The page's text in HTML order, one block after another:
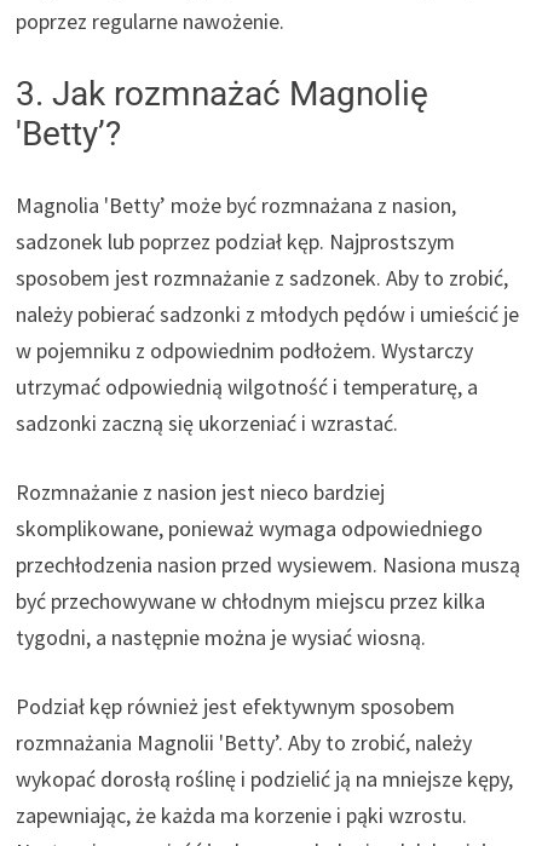
poprzez regularne nawożenie.
3. Jak rozmnażać Magnolię
'Betty’?
Magnolia 'Betty’ może być rozmnażana z nasion,
sadzonek lub poprzez podział kęp. Najprostszym
sposobem jest rozmnażanie z sadzonek. Aby to zrobić,
należy pobierać sadzonki z młodych pędów i umieścić je
w pojemniku z odpowiednim podłożem. Wystarczy
utrzymać odpowiednią wilgotność i temperaturę, a
sadzonki zaczną się ukorzeniać i wzrastać.
Rozmnażanie z nasion jest nieco bardziej
skomplikowane, ponieważ wymaga odpowiedniego
przechłodzenia nasion przed wysiewem. Nasiona muszą
być przechowywane w chłodnym miejscu przez kilka
tygodni, a następnie można je wysiać wiosną.
Podział kęp również jest efektywnym sposobem
rozmnażania Magnolii 'Betty’. Aby to zrobić, należy
wykopać dorosłą roślinę i podzielić ją na mniejsze kępy,
zapewniając, że każda ma korzenie i pąki wzrostu.